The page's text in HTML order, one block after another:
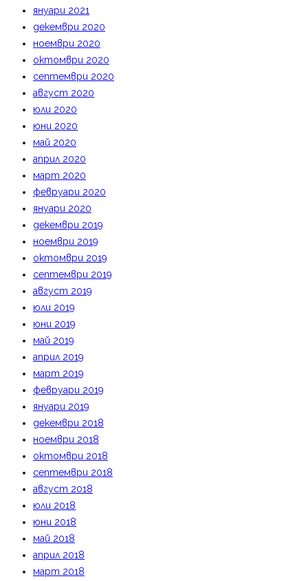
януари 2021
декември 2020
ноември 2020
октомври 2020
септември 2020
август 2020
юли 2020
юни 2020
май 2020
април 2020
март 2020
февруари 2020
януари 2020
декември 2019
ноември 2019
октомври 2019
септември 2019
август 2019
юли 2019
юни 2019
май 2019
април 2019
март 2019
февруари 2019
януари 2019
декември 2018
ноември 2018
октомври 2018
септември 2018
август 2018
юли 2018
юни 2018
май 2018
април 2018
март 2018